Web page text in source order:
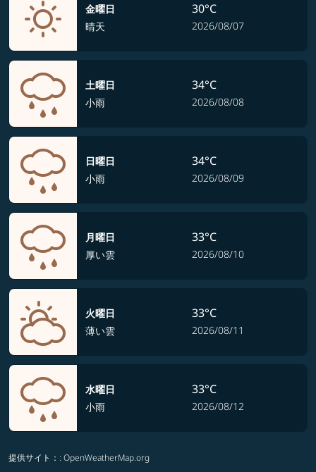
金曜日
晴天
30°C
2026/08/07
土曜日
小雨
34°C
2026/08/08
日曜日
小雨
34°C
2026/08/09
月曜日
厚い雲
33°C
2026/08/10
火曜日
薄い雲
33°C
2026/08/11
水曜日
小雨
33°C
2026/08/12
提供サイト： : OpenWeatherMap.org